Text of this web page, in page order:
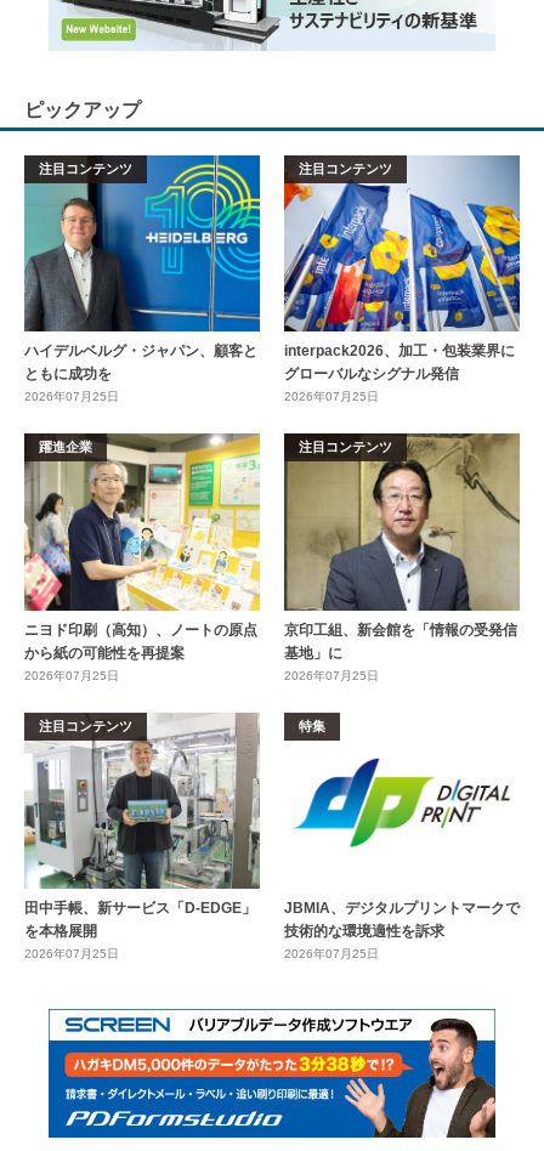
ピックアップ
注目コンテンツ
ハイデルベルグ・ジャパン、顧客と
ともに成功を
2026年07月25日
注目コンテンツ
interpack2026、加工・包装業界に
グローバルなシグナル発信
2026年07月25日
躍進企業
ニヨド印刷（高知）、ノートの原点
から紙の可能性を再提案
2026年07月25日
注目コンテンツ
京印工組、新会館を「情報の受発信
基地」に
2026年07月25日
注目コンテンツ
田中手帳、新サービス「D-EDGE」
を本格展開
2026年07月25日
特集
JBMIA、デジタルプリントマークで
技術的な環境適性を訴求
2026年07月25日